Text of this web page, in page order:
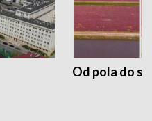
Od pola do